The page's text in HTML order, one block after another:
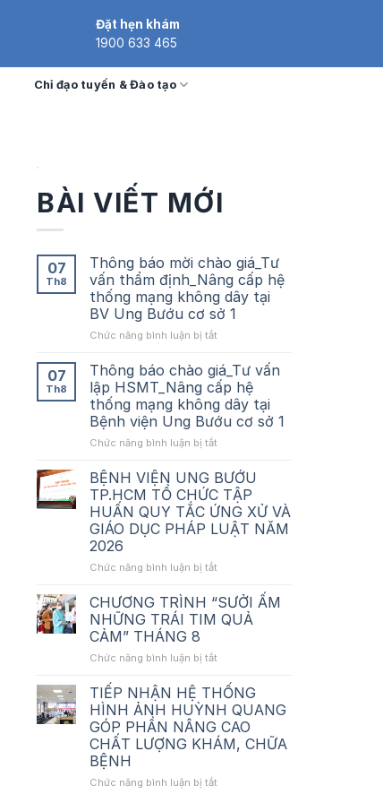
Đặt hẹn khám
1900 633 465
Chỉ đạo tuyến & Đào tạo
BÀI VIẾT MỚI
07
Th8
Thông báo mời chào giá_Tư
vấn thẩm định_Nâng cấp hệ
thống mạng không dây tại
BV Ung Bướu cơ sở 1
Chức năng bình luận bị tắt
báo
mời
chào
giá_Tư
vấn
cấp
hệ
thống
mạng
không
Bướu
cơ
07
Th8
Thông báo chào giá_Tư vấn
lập HSMT_Nâng cấp hệ
thống mạng không dây tại
Bệnh viện Ung Bướu cơ sở 1
Chức năng bình luận bị tắt
báo
chào
giá_Tư
vấn
lập
thống
mạng
không
viện
Ung
Bướu
cơ
sở
BỆNH VIỆN UNG BƯỚU
TP.HCM TỔ CHỨC TẬP
HUẤN QUY TẮC ỨNG XỬ VÀ
GIÁO DỤC PHÁP LUẬT NĂM
2026
Chức năng bình luận bị tắt
VIỆN
UNG
BƯỚU
TẬP
HUẤN
QUY
TẮC
ỨNG
CHƯƠNG TRÌNH “SƯỞI ẤM
NHỮNG TRÁI TIM QUẢ
CẢM” THÁNG 8
Chức năng bình luận bị tắt
TRÌNH
“SƯỞI
ẤM
NHỮNG
TRÁI
TIẾP NHẬN HỆ THỐNG
HÌNH ẢNH HUỲNH QUANG
GÓP PHẦN NÂNG CAO
CHẤT LƯỢNG KHÁM, CHỮA
BỆNH
Chức năng bình luận bị tắt